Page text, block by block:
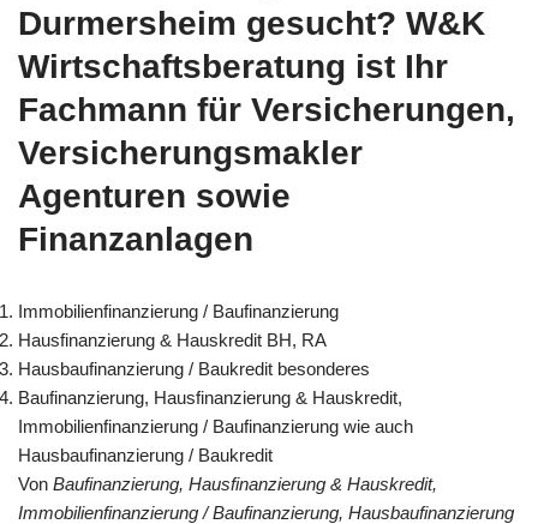
Durmersheim gesucht? W&K
Wirtschaftsberatung ist Ihr
Fachmann für Versicherungen,
Versicherungsmakler
Agenturen sowie
Finanzanlagen
Immobilienfinanzierung / Baufinanzierung
Hausfinanzierung & Hauskredit BH, RA
Hausbaufinanzierung / Baukredit besonderes
Baufinanzierung, Hausfinanzierung & Hauskredit,
Immobilienfinanzierung / Baufinanzierung wie auch
Hausbaufinanzierung / Baukredit
Von Baufinanzierung, Hausfinanzierung & Hauskredit,
Immobilienfinanzierung / Baufinanzierung, Hausbaufinanzierung